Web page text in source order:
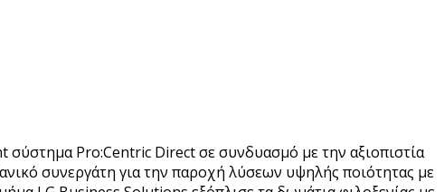
Pro:Centric Direct σε συνδυασμό με την αξιοπιστία
συνεργάτη για την παροχή λύσεων υψηλής ποιότητας με